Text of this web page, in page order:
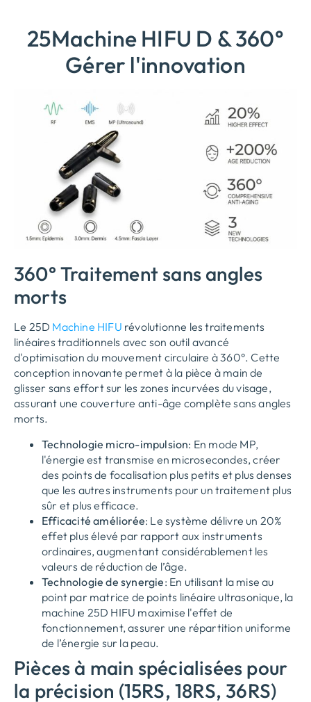
25Machine HIFU D & 360°
Gérer l'innovation
360° Traitement sans angles
morts
Le 25D Machine HIFU révolutionne les traitements
linéaires traditionnels avec son outil avancé
d'optimisation du mouvement circulaire à 360°. Cette
conception innovante permet à la pièce à main de
glisser sans effort sur les zones incurvées du visage,
assurant une couverture anti-âge complète sans angles
morts.
Technologie micro-impulsion: En mode MP,
l'énergie est transmise en microsecondes, créer
des points de focalisation plus petits et plus denses
que les autres instruments pour un traitement plus
sûr et plus efficace.
Efficacité améliorée: Le système délivre un 20%
effet plus élevé par rapport aux instruments
ordinaires, augmentant considérablement les
valeurs de réduction de l’âge.
Technologie de synergie: En utilisant la mise au
point par matrice de points linéaire ultrasonique, la
machine 25D HIFU maximise l'effet de
fonctionnement, assurer une répartition uniforme
de l’énergie sur la peau.
Pièces à main spécialisées pour
la précision (15RS, 18RS, 36RS)